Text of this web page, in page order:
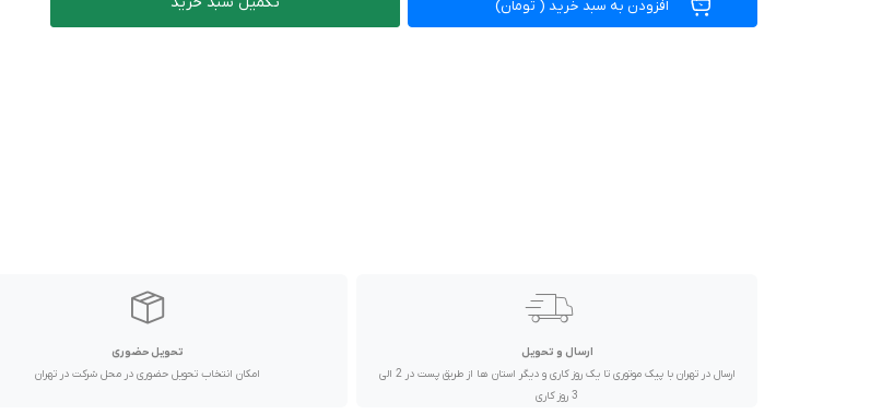
صدا و تصویر
افزودن به سبد خرید( تومان)
ارسال و تحویل
ارسال در تهران با پیک موتوری تا یک روز کاری و دیگر استان ها از طریق پست در 2 الی
3 روز کاری
تحویل حضوری
امکان انتخاب تحویل حضوری در محل شرکت در تهران